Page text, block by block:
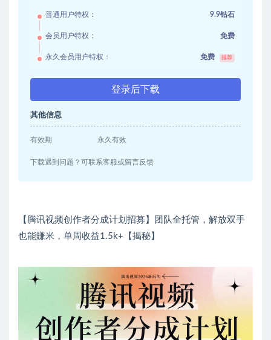
普通用户特权： 9.9钻石
会员用户特权： 免费
永久会员用户特权： 免费 推荐
登录后下载
其他信息
有效期 永久有效
下载遇到问题？可联系客服或留言反馈
【腾讯视频创作者分成计划招募】团队全托管，解放双手
也能賺米，单周收益1.5k+【揭秘】